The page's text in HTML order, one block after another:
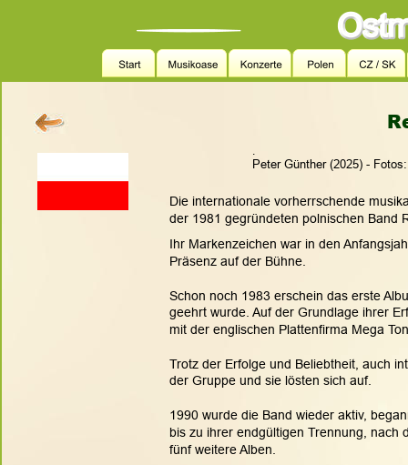
Peter Günther (2025) -
.
Die internationale vorherrschende
der 1981 gegründeten polnischen Band
Ihr Markenzeichen war in den
Präsenz auf der Bühne.
Schon noch 1983 erschein das erste
geehrt wurde. Auf der Grundlage ihrer
mit der englischen Plattenfirma Mega
Trotz der Erfolge und Beliebtheit, auch
der Gruppe und sie lösten sich auf.
1990 wurde die Band wieder aktiv,
bis zu ihrer endgültigen Trennung, nach
fünf weitere Alben.